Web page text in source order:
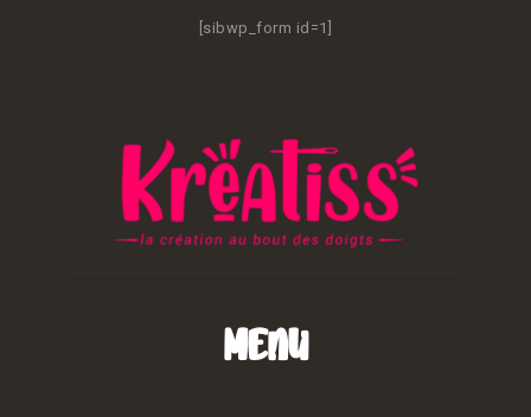
[sibwp_form id=1]
Menu